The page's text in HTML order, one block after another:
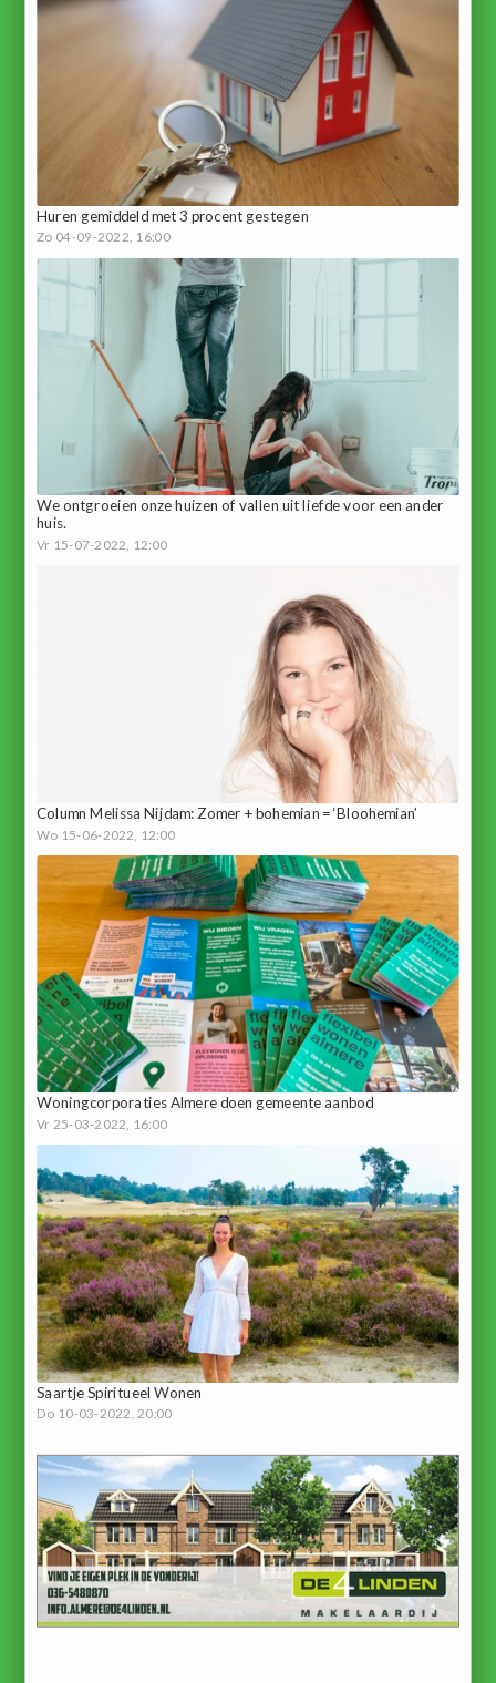
Huren gemiddeld met 3 procent gestegen
Zo 04-09-2022, 16:00
We ontgroeien onze huizen of vallen uit liefde voor een ander
huis.
Vr 15-07-2022, 12:00
Column Melissa Nijdam: Zomer + bohemian = ‘Bloohemian’
Wo 15-06-2022, 12:00
Woningcorporaties Almere doen gemeente aanbod
Vr 25-03-2022, 16:00
Saartje Spiritueel Wonen
Do 10-03-2022, 20:00